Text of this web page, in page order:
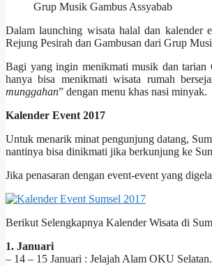
Grup Musik Gambus Assyabab
Dalam launching wisata halal dan kalender
Rejung Pesirah dan Gambusan dari Grup
Bagi yang ingin menikmati musik dan tarian
hanya bisa menikmati wisata rumah
munggahan” dengan menu khas nasi minyak.
Kalender Event 2017
Untuk menarik minat pengunjung datang,
nantinya bisa dinikmati jika berkunjung ke
Jika penasaran dengan event-event yang
Berikut Selengkapnya Kalender Wisata di
1. Januari
– 14 – 15 Januari : Jelajah Alam OKU Selatan.